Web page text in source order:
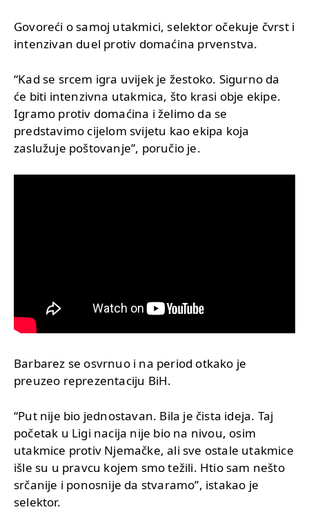
Govoreći o samoj utakmici, selektor očekuje čvrst i
intenzivan duel protiv domaćina prvenstva.
“Kad se srcem igra uvijek je žestoko. Sigurno da
će biti intenzivna utakmica, što krasi obje ekipe.
Igramo protiv domaćina i želimo da se
predstavimo cijelom svijetu kao ekipa koja
zaslužuje poštovanje”, poručio je.
Barbarez se osvrnuo i na period otkako je
preuzeo reprezentaciju BiH.
“Put nije bio jednostavan. Bila je čista ideja. Taj
početak u Ligi nacija nije bio na nivou, osim
utakmice protiv Njemačke, ali sve ostale utakmice
išle su u pravcu kojem smo težili. Htio sam nešto
srčanije i ponosnije da stvaramo”, istakao je
selektor.